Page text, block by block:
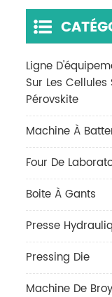
Ligne
Sur Les Cellules
Pérovskite
Machine À
Four De
Boite À Gants
Presse
Pressing Die
Machine De